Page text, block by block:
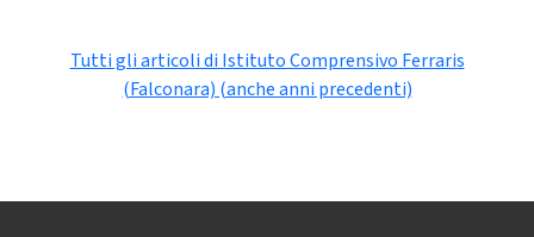
Tutti gli articoli di Istituto Comprensivo Ferraris
(Falconara) (anche anni precedenti)